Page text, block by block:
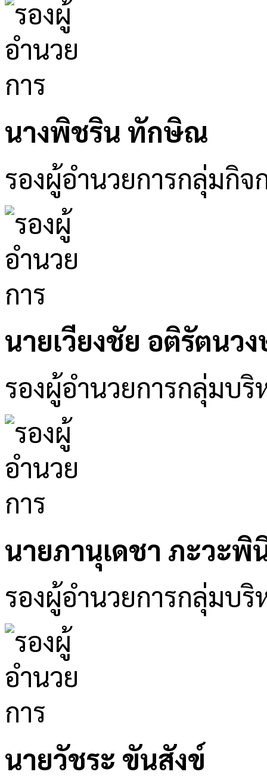
นางพิชริน ทักษิณ
รองผู้อำนวยการกลุ่มกิจ
นายเวียงชัย อติรัตนว
รองผู้อำนวยการกลุ่มบริ
นายภานุเดชา ภะวะพิ
รองผู้อำนวยการกลุ่มบริ
นายวัชระ ขันสังข์